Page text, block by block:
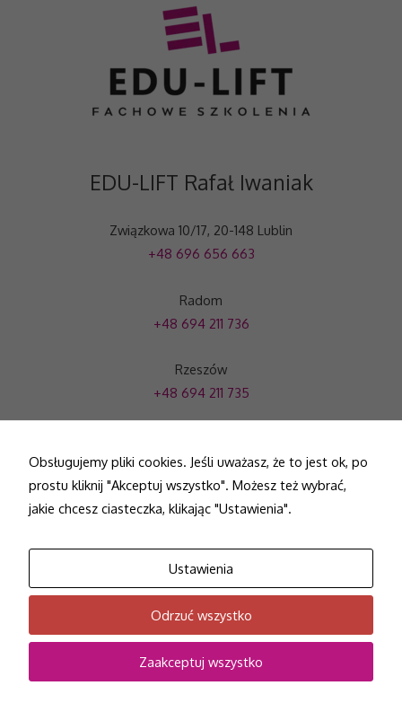
EDU-LIFT Rafał Iwaniak
Związkowa 10/17, 20-148 Lublin
+48 696 656 663
Radom
+48 694 211 736
Rzeszów
+48 694 211 735
fachoweszkolenia@gmail.com
Strona główna Oferta Certyfikaty
Copyright © 2026 EduLift | Projekt i wykonanie -Freeline
Obsługujemy pliki cookies. Jeśli uważasz, że to jest ok, po
prostu kliknij "Akceptuj wszystko". Możesz też wybrać,
jakie chcesz ciasteczka, klikając "Ustawienia".
Ustawienia
Odrzuć wszystko
Zaakceptuj wszystko